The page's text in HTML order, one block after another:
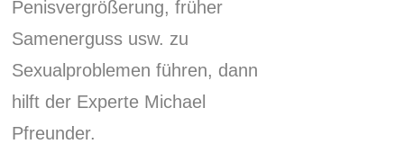
Penisvergrößerung, früher
Samenerguss usw. zu
Sexualproblemen führen, dann
hilft der Experte Michael
Pfreunder.